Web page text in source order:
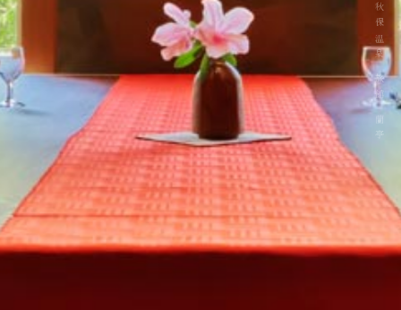
秋保温泉 旅館 蘭亭